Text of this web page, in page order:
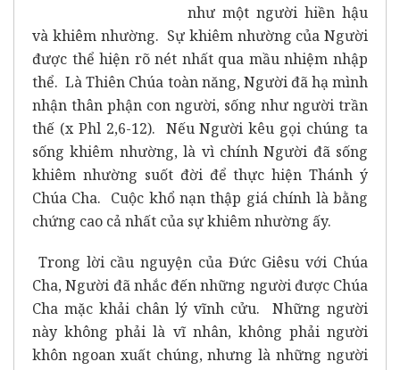
như một người hiền hậu
và khiêm nhường. Sự khiêm nhường của Người
được thể hiện rõ nét nhất qua mầu nhiệm nhập
thể. Là Thiên Chúa toàn năng, Người đã hạ mình
nhận thân phận con người, sống như người trần
thế (x Phl 2,6-12). Nếu Người kêu gọi chúng ta
sống khiêm nhường, là vì chính Người đã sống
khiêm nhường suốt đời để thực hiện Thánh ý
Chúa Cha. Cuộc khổ nạn thập giá chính là bằng
chứng cao cả nhất của sự khiêm nhường ấy.
Trong lời cầu nguyện của Đức Giêsu với Chúa
Cha, Người đã nhắc đến những người được Chúa
Cha mặc khải chân lý vĩnh cửu. Những người
này không phải là vĩ nhân, không phải người
khôn ngoan xuất chúng, nhưng là những người